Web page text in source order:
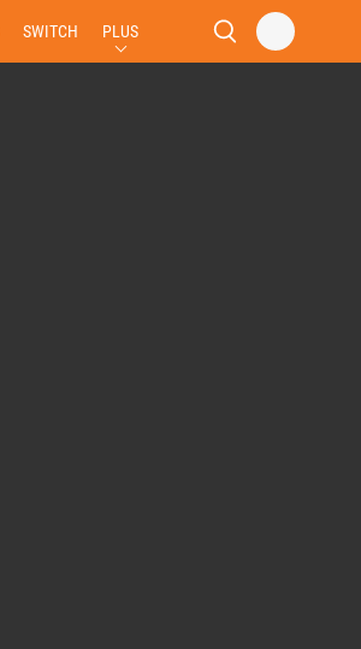
SWITCH PLUS